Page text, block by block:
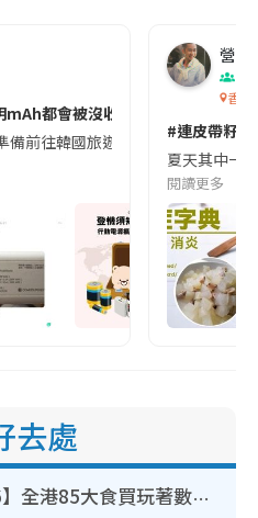
mAh都會被沒收😱出發前切記檢查
備前往韓國旅遊的民眾，近期要
營養
香港
#連皮帶籽
夏天其中一
閱讀更多
去處
【8月生日優惠2026】全港85大食買玩著數攻略 自助餐/火鍋放題同行免費＋誠品/DONKI送現金券